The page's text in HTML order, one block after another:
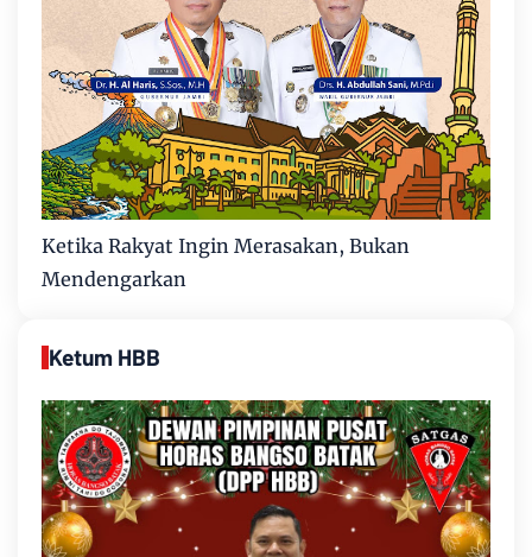
Ketika Rakyat Ingin Merasakan, Bukan
Mendengarkan
Ketum HBB